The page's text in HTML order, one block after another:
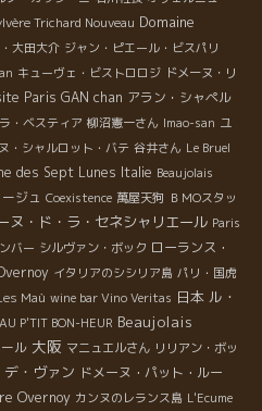
Trichard Nouveau Domaine
大田大介 ジャン・ピエール・ビスパリ
キューヴェ・ビストロロジ ドメーヌ・リ
Paris GAN chan アラン・シャペル
ラ・ベスティア 柳沼憲一さん Imao-san ユ
・シャルロット・バテ 谷井さん Le Bruel
des Sept Lunes Italie Beaujolais
ジュ Coexistence 萬屋天狗 ＢＭОスタッ
ヌ・ド・ラ・セネシャリエール Paris
バー シルヴァン・ボック ローランス・
イタリアのシシリア島 パリ・国虎
Maù wine bar Vino Veritas 日本 ル・
AU P'TIT BON-HEUR Beaujolais
ル 大阪 マニュエルさん リリアン・ボッ
デ・ヴァン ドメーヌ・パット・ルー
Overnoy カンヌのレランス島 L'Ecume